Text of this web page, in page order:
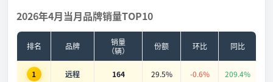
2026年4月当月品牌销量TOP10
排名 品牌
销量
（辆）
份额 环比 同比
1 远程 164 29.5% -0.6% 209.4%